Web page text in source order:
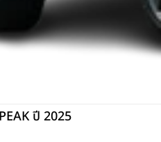
ปี 2025